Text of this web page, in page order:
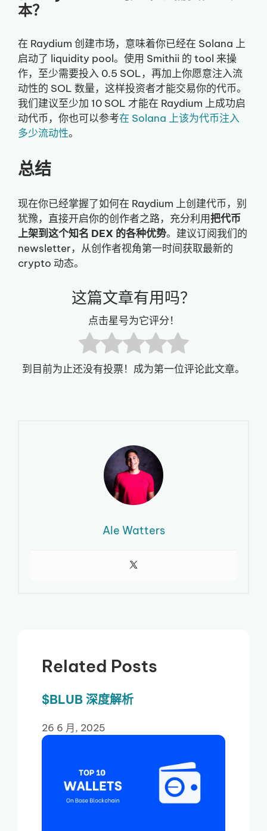
本？
在 Raydium 创建市场，意味着你已经在 Solana 上
启动了 liquidity pool。使用 Smithii 的 tool 来操
作，至少需要投入 0.5 SOL，再加上你愿意注入流
动性的 SOL 数量，这样投资者才能交易你的代币。
我们建议至少加 10 SOL 才能在 Raydium 上成功启
动代币，你也可以参考在 Solana 上该为代币注入
多少流动性。
总结
现在你已经掌握了如何在 Raydium 上创建代币，别
犹豫，直接开启你的创作者之路，充分利用把代币
上架到这个知名 DEX 的各种优势。建议订阅我们的
newsletter，从创作者视角第一时间获取最新的
crypto 动态。
这篇文章有用吗？
点击星号为它评分！
到目前为止还没有投票！成为第一位评论此文章。
Ale Watters
Related Posts
$BLUB 深度解析
26 6 月, 2025